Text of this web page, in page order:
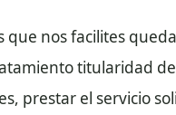
que nos facilites
titularidad de
prestar el servicio